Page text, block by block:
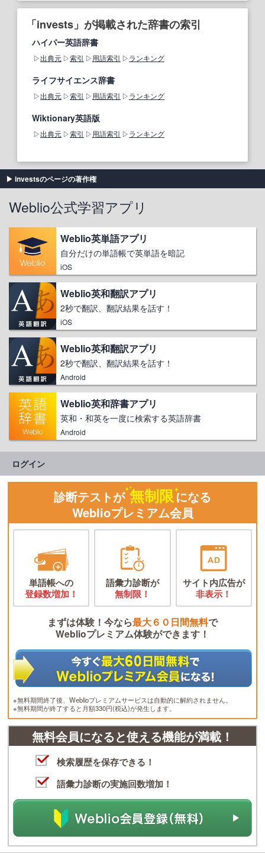
「invests」が掲載された辞書の索引
ハイパー英語辞書
出典元 索引 用語索引 ランキング
ライフサイエンス辞書
出典元 索引 用語索引 ランキング
Wiktionary英語版
出典元 索引 用語索引 ランキング
investsのページの著作権
Weblio公式学習アプリ
Weblio英単語アプリ
自分だけの単語帳で英単語を暗記
iOS
Weblio英和翻訳アプリ
2秒で翻訳、翻訳結果を話す！
iOS
Weblio英和翻訳アプリ
2秒で翻訳、翻訳結果を話す！
Android
Weblio英和辞書アプリ
英和・和英を一度に検索する英語辞書
Android
ログイン
診断テストが 無制限になる
Weblioプレミアム会員
単語帳への
登録数増加！
語彙力診断が
無制限！
サイト内広告が
非表示！
まずは体験！今なら最大６０日間無料で
Weblioプレミアム体験ができます！
※無料期間終了後、Weblioプレミアムサービスは自動的に解約されません。
※無料期間が終了すると月額330円(税込)が発生します。
無料会員になると使える機能が満載！
検索履歴を保存できる！
語彙力診断の実施回数増加！